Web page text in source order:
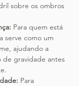
sobre os ombros
Para quem está
serve como um
ajudando a
gravidade antes
Para